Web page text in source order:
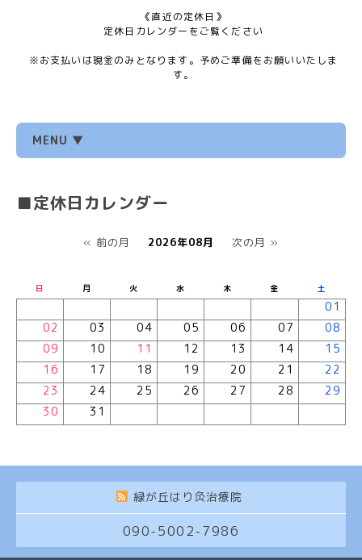
《直近の定休日》
定休日カレンダーをご覧ください
※お支払いは現金のみとなります。予めご準備をお願いいたしま
す。
MENU ▼
■定休日カレンダー
« 前の月 2026年08月 次の月 »
日 月 火 水 木 金 土
01
02
03 04 05 06 07
08
09
10 11 12 13 14
15
16
17 18 19 20 21
22
23
24 25 26 27 28
29
30
31
緑が丘はり灸治療院
090-5002-7986